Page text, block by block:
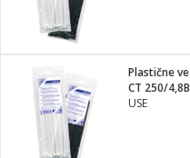
CT 250/4,8B
USE